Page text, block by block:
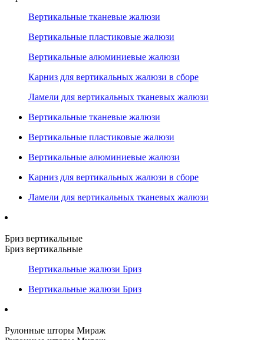
Вертикальные тканевые жалюзи
Вертикальные пластиковые жалюзи
Вертикальные алюминиевые жалюзи
Карниз для вертикальных жалюзи в сборе
Ламели для вертикальных тканевых жалюзи
Вертикальные тканевые жалюзи
Вертикальные пластиковые жалюзи
Вертикальные алюминиевые жалюзи
Карниз для вертикальных жалюзи в сборе
Ламели для вертикальных тканевых жалюзи
Бриз вертикальные
Бриз вертикальные
Вертикальные жалюзи Бриз
Вертикальные жалюзи Бриз
Рулонные шторы Мираж